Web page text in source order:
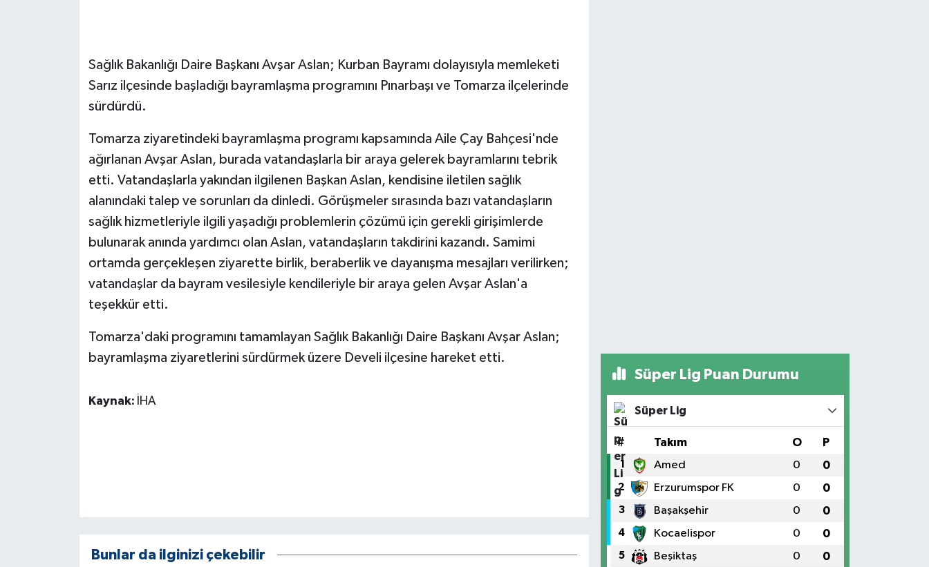
Sağlık Bakanlığı Daire Başkanı Avşar Aslan; Kurban Bayramı dolayısıyla memleketi
Sarız ilçesinde başladığı bayramlaşma programını Pınarbaşı ve Tomarza ilçelerinde
sürdürdü.
Tomarza ziyaretindeki bayramlaşma programı kapsamında Aile Çay Bahçesi'nde
ağırlanan Avşar Aslan, burada vatandaşlarla bir araya gelerek bayramlarını tebrik
etti. Vatandaşlarla yakından ilgilenen Başkan Aslan, kendisine iletilen sağlık
alanındaki talep ve sorunları da dinledi. Görüşmeler sırasında bazı vatandaşların
sağlık hizmetleriyle ilgili yaşadığı problemlerin çözümü için gerekli girişimlerde
bulunarak anında yardımcı olan Aslan, vatandaşların takdirini kazandı. Samimi
ortamda gerçekleşen ziyarette birlik, beraberlik ve dayanışma mesajları verilirken;
vatandaşlar da bayram vesilesiyle kendileriyle bir araya gelen Avşar Aslan'a
teşekkür etti.
Tomarza'daki programını tamamlayan Sağlık Bakanlığı Daire Başkanı Avşar Aslan;
bayramlaşma ziyaretlerini sürdürmek üzere Develi ilçesine hareket etti.
Kaynak: İHA
Bunlar da ilginizi çekebilir
Süper Lig Puan Durumu
Süper Lig
# Takım O P
1 Amed 0 0
2 Erzurumspor FK 0 0
3 Başakşehir 0 0
4 Kocaelispor 0 0
5 Beşiktaş 0 0
GÜNDEM
HABERDE İNSAN
İş Dünyası
Jandarma
KÜLTÜR SANAT
TEKNOLOJİ